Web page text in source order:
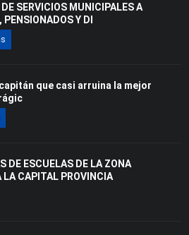
DE SERVICIOS MUNICIPALES A
Y DI
que casi arruina la mejor
DE ESCUELAS DE LA ZONA
LA CAPITAL PROVINCIA